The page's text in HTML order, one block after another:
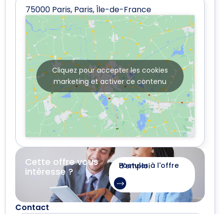
75000 Paris, Paris, Île-de-France
Cliquez pour accepter les cookies
marketing et activer ce contenu
Cette offre vous
intéresse ?
Postuler à l'offre d'emploi
Contact